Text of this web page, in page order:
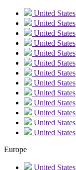
United States
United States
United States
United States
United States
United States
United States
United States
United States
United States
United States
United States
United States
Europe
United States